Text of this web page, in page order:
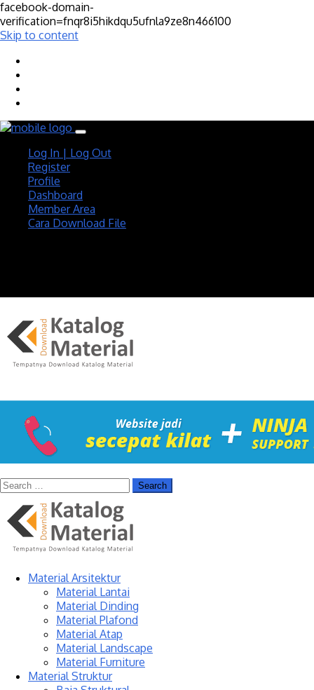
facebook-domain-
verification=fnqr8i5hikdqu5ufnla9ze8n466100
Skip to content
Log In | Log Out
Register
Profile
Dashboard
Member Area
Cara Download File
Material Arsitektur
Material Lantai
Material Dinding
Material Plafond
Material Atap
Material Landscape
Material Furniture
Material Struktur